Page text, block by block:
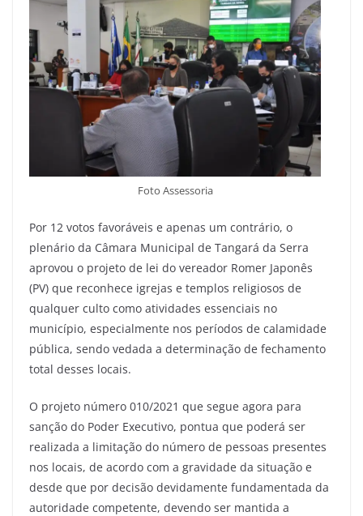
Foto Assessoria
Por 12 votos favoráveis e apenas um contrário, o
plenário da Câmara Municipal de Tangará da Serra
aprovou o projeto de lei do vereador Romer Japonês
(PV) que reconhece igrejas e templos religiosos de
qualquer culto como atividades essenciais no
município, especialmente nos períodos de calamidade
pública, sendo vedada a determinação de fechamento
total desses locais.
O projeto número 010/2021 que segue agora para
sanção do Poder Executivo, pontua que poderá ser
realizada a limitação do número de pessoas presentes
nos locais, de acordo com a gravidade da situação e
desde que por decisão devidamente fundamentada da
autoridade competente, devendo ser mantida a